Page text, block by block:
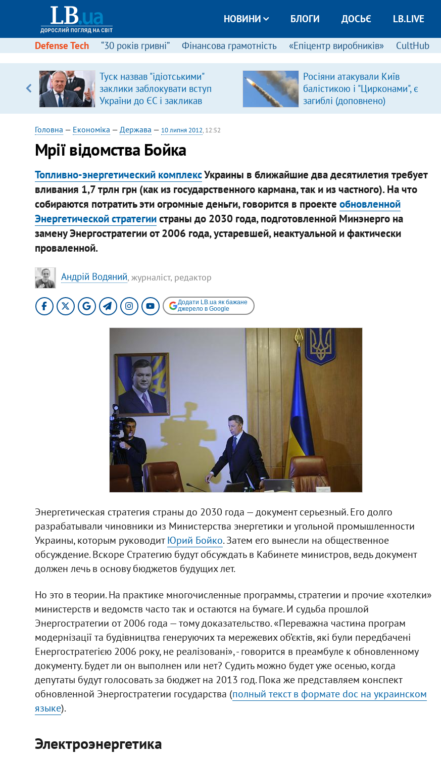
НОВИНИ БЛОГИ ДОСЬЄ LB.LIVE
Defense Tech “30 років гривні” Фінансова грамотність «Епіцентр виробників» CultHub
Туск назвав "ідіотськими"
заклики заблокувати вступ
України до ЄС і закликав
припинити антиукраїнську
риторику
Росіяни атакували Київ
балістикою і "Цирконами", є
загиблі (доповнено)
Головна — Економіка — Держава — 10 липня 2012, 12:52
Мрії відомства Бойка
Топливно-энергетический комплексУкраины в ближайшие два десятилетия требует
вливания 1,7 трлн грн (как из государственного кармана, так и из частного). На что
собираются потратить эти огромные деньги, говорится в проекте обновленной
Энергетической стратегиистраны до 2030 года, подготовленной Минэнерго на
замену Энергостратегии от 2006 года, устаревшей, неактуальной и фактически
проваленной.
Андрій Водяний, журналіст, редактор
Додати LB.ua як бажане
джерело в Google
Энергетическая стратегия страны до 2030 года — документ серьезный. Его долго
разрабатывали чиновники из Министерства энергетики и угольной промышленности
Украины, которым руководитЮрий Бойко. Затем его вынесли на общественное
обсуждение. Вскоре Стратегию будут обсуждать в Кабинете министров, ведь документ
должен лечь в основу бюджетов будущих лет.
Но это в теории. На практике многочисленные программы, стратегии и прочие «хотелки»
министерств и ведомств часто так и остаются на бумаге. И судьба прошлой
Энергостратегии от 2006 года — тому доказательство. «Переважна частина програм
модернізації та будівництва генеруючих та мережевих об’єктів, які були передбачені
Енергостратегією 2006 року, не реалізовані», - говорится в преамбуле к обновленному
документу. Будет ли он выполнен или нет? Судить можно будет уже осенью, когда
депутаты будут голосовать за бюджет на 2013 год. Пока же представляем конспект
обновленной Энергостратегии государства (полный текст в формате doс на украинском
языке).
Электроэнергетика